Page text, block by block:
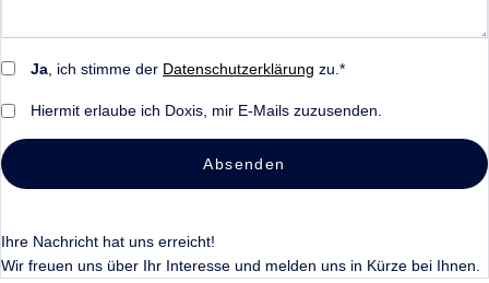
Ja , ich stimme der Datenschutzerklärung zu.*
Hiermit erlaube ich Doxis, mir E-Mails zuzusenden.
Absenden
Ihre Nachricht hat uns erreicht!
Wir freuen uns über Ihr Interesse und melden uns in Kürze bei Ihnen.